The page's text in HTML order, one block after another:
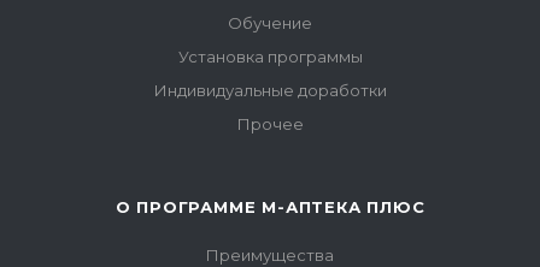
Обучение
Установка программы
Индивидуальные доработки
Прочее
О ПРОГРАММЕ М-АПТЕКА ПЛЮС
Преимущества